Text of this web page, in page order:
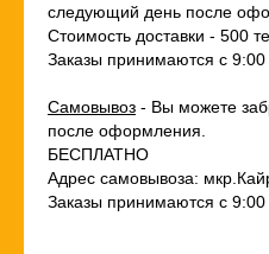
следующий день после
Стоимость доставки - 500
Заказы принимаются с
Самовывоз - Вы можете
после оформления.
БЕСПЛАТНО
Адрес самовывоза:
Заказы принимаются с